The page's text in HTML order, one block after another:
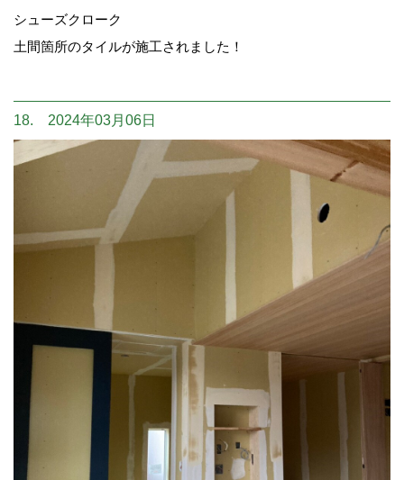
シューズクローク
土間箇所のタイルが施工されました！
18. 2024年03月06日